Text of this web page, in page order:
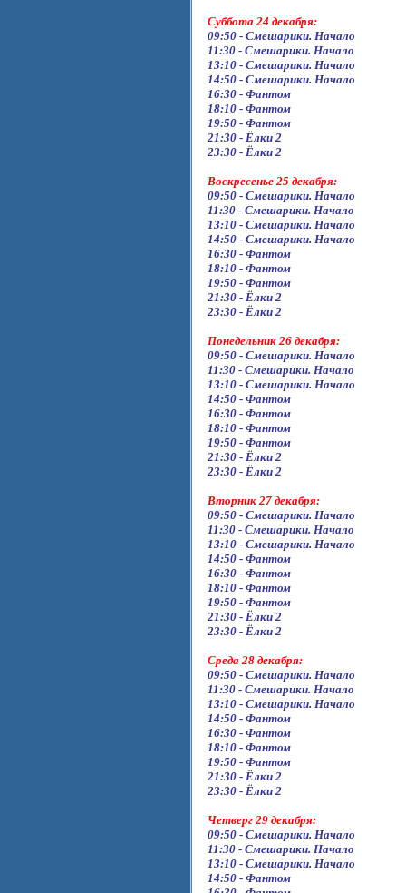
Суббота 24 декабря:
09:50 - Смешарики. Начало
11:30 - Смешарики. Начало
13:10 - Смешарики. Начало
14:50 - Смешарики. Начало
16:30 - Фантом
18:10 - Фантом
19:50 - Фантом
21:30 - Ёлки 2
23:30 - Ёлки 2
Воскресенье 25 декабря:
09:50 - Смешарики. Начало
11:30 - Смешарики. Начало
13:10 - Смешарики. Начало
14:50 - Смешарики. Начало
16:30 - Фантом
18:10 - Фантом
19:50 - Фантом
21:30 - Ёлки 2
23:30 - Ёлки 2
Понедельник 26 декабря:
09:50 - Смешарики. Начало
11:30 - Смешарики. Начало
13:10 - Смешарики. Начало
14:50 - Фантом
16:30 - Фантом
18:10 - Фантом
19:50 - Фантом
21:30 - Ёлки 2
23:30 - Ёлки 2
Вторник 27 декабря:
09:50 - Смешарики. Начало
11:30 - Смешарики. Начало
13:10 - Смешарики. Начало
14:50 - Фантом
16:30 - Фантом
18:10 - Фантом
19:50 - Фантом
21:30 - Ёлки 2
23:30 - Ёлки 2
Среда 28 декабря:
09:50 - Смешарики. Начало
11:30 - Смешарики. Начало
13:10 - Смешарики. Начало
14:50 - Фантом
16:30 - Фантом
18:10 - Фантом
19:50 - Фантом
21:30 - Ёлки 2
23:30 - Ёлки 2
Четверг 29 декабря:
09:50 - Смешарики. Начало
11:30 - Смешарики. Начало
13:10 - Смешарики. Начало
14:50 - Фантом